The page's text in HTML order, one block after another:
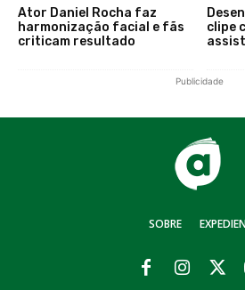
Ator Daniel Rocha faz
harmonização facial e fãs
criticam resultado
clipe
Publicidade
SOBRE